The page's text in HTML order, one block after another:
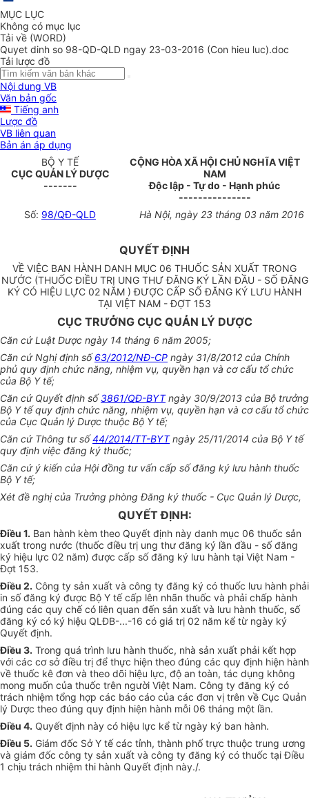
MỤC LỤC
Không có mục lục
Tải về (WORD)
Quyet dinh so 98-QD-QLD ngay 23-03-2016 (Con hieu luc).doc
Tải lược đồ
Nội dung VB
Văn bản gốc
Tiếng anh
Lược đồ
VB liên quan
Bản án áp dụng
BỘ Y TẾ
CỤC QUẢN LÝ DƯỢC
-------
CỘNG HÒA XÃ HỘI CHỦ NGHĨA VIỆT
NAM
Độc lập - Tự do - Hạnh phúc
---------------
Số: 98/QĐ-QLD Hà Nội, ngày 23 tháng 03 năm 2016
QUYẾT ĐỊNH
VỀ VIỆC BAN HÀNH DANH MỤC 06 THUỐC SẢN XUẤT TRONG
NƯỚC (THUỐC ĐIỀU TRỊ UNG THƯ ĐĂNG KÝ LẦN ĐẦU - SỐ ĐĂNG
KÝ CÓ HIỆU LỰC 02 NĂM ) ĐƯỢC CẤP SỐ ĐĂNG KÝ LƯU HÀNH
TẠI VIỆT NAM - ĐỢT 153
CỤC TRƯỞNG CỤC QUẢN LÝ DƯỢC
Căn cứ Luật Dược ngày 14 tháng 6 năm 2005;
Căn cứ Nghị định số63/2012/NĐ-CP ngày 31/8/2012 của Chính
phủ quy định chức năng, nhiệm vụ, quyền hạn và cơ cấu tổ chức
của Bộ Y tế;
Căn cứ Quyết định số3861/QĐ-BYTngày 30/9/2013 của Bộ trưởng
Bộ Y tế quy định chức năng, nhiệm vụ, quyền hạn và cơ cấu tổ chức
của Cục Quản lý Dược thuộc Bộ Y tế;
Căn cứ Thông tư số44/2014/TT-BYTngày 25/11/2014 của Bộ Y tế
quy định việc đăng ký thuốc;
Căn cứ ý kiến của Hội đồng tư vấn cấp số đăng ký lưu hành thuốc
Bộ Y tế;
Xét đề nghị của Trưởng phòng Đăng ký thuốc - Cục Quản lý Dược,
QUYẾT ĐỊNH:
Điều 1. Ban hành kèm theo Quyết định này danh mục 06 thuốc sản
xuất trong nước (thuốc điều trị ung thư đăng ký lần đầu - số đăng
ký hiệu lực 02 năm) được cấp sốđăng ký lưu hành tại Việt Nam -
Đợt 153.
Điều 2. Công ty sản xuất và công ty đăng ký có thuốc lưu hành phải
in số đăng ký được Bộ Y tế cấp lên nhãn thuốc và phải chấp hành
đúng các quy chế có liên quan đến sản xuất và lưu hành thuốc, số
đăng ký có ký hiệu QLĐB-...-16 có giá trị 02 năm kể từ ngày ký
Quyết định.
Điều 3. Trong quá trình lưu hành thuốc, nhà sản xuất phải kết hợp
với các cơ sở điều trị để thực hiện theo đúng các quy định hiện hành
về thuốc kê đơn và theo dõi hiệu lực, độ an toàn, tác dụng không
mong muốn của thuốc trên người Việt Nam. Công ty đăng ký có
trách nhiệm tổng hợp các báo cáo của các đơn vị trên về Cục Quản
lý Dược theo đúng quy định hiện hành mỗi 06 tháng một lần.
Điều 4. Quyết định này có hiệu lực kể từ ngày ký ban hành.
Điều 5. Giám đốc Sở Y tế các tỉnh, thành phố trực thuộc trung ương
và giám đốc công ty sản xuất và công ty đăng ký có thuốc tại Điều
1 chịu trách nhiệm thi hành Quyết định này./.